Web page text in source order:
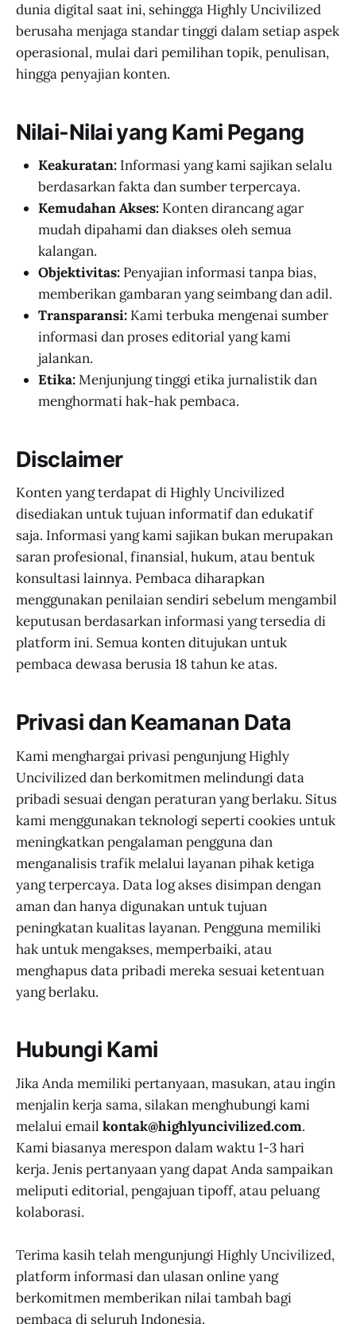
dunia digital saat ini, sehingga Highly Uncivilized
berusaha menjaga standar tinggi dalam setiap aspek
operasional, mulai dari pemilihan topik, penulisan,
hingga penyajian konten.
Nilai-Nilai yang Kami Pegang
Keakuratan: Informasi yang kami sajikan selalu
berdasarkan fakta dan sumber terpercaya.
Kemudahan Akses: Konten dirancang agar
mudah dipahami dan diakses oleh semua
kalangan.
Objektivitas: Penyajian informasi tanpa bias,
memberikan gambaran yang seimbang dan adil.
Transparansi: Kami terbuka mengenai sumber
informasi dan proses editorial yang kami
jalankan.
Etika:Menjunjung tinggi etika jurnalistik dan
menghormati hak-hak pembaca.
Disclaimer
Konten yang terdapat di Highly Uncivilized
disediakan untuk tujuan informatif dan edukatif
saja. Informasi yang kami sajikan bukan merupakan
saran profesional, finansial, hukum, atau bentuk
konsultasi lainnya. Pembaca diharapkan
menggunakan penilaian sendiri sebelum mengambil
keputusan berdasarkan informasi yang tersedia di
platform ini. Semua konten ditujukan untuk
pembaca dewasa berusia 18 tahun ke atas.
Privasi dan Keamanan Data
Kami menghargai privasi pengunjung Highly
Uncivilized dan berkomitmen melindungi data
pribadi sesuai dengan peraturan yang berlaku. Situs
kami menggunakan teknologi seperti cookies untuk
meningkatkan pengalaman pengguna dan
menganalisis trafik melalui layanan pihak ketiga
yang terpercaya. Data log akses disimpan dengan
aman dan hanya digunakan untuk tujuan
peningkatan kualitas layanan. Pengguna memiliki
hak untuk mengakses, memperbaiki, atau
menghapus data pribadi mereka sesuai ketentuan
yang berlaku.
Hubungi Kami
Jika Anda memiliki pertanyaan, masukan, atau ingin
menjalin kerja sama, silakan menghubungi kami
melalui email kontak@highlyuncivilized.com.
Kami biasanya merespon dalam waktu 1-3 hari
kerja. Jenis pertanyaan yang dapat Anda sampaikan
meliputi editorial, pengajuan tipoff, atau peluang
kolaborasi.
Terima kasih telah mengunjungi Highly Uncivilized,
platform informasi dan ulasan online yang
berkomitmen memberikan nilai tambah bagi
pembaca di seluruh Indonesia.